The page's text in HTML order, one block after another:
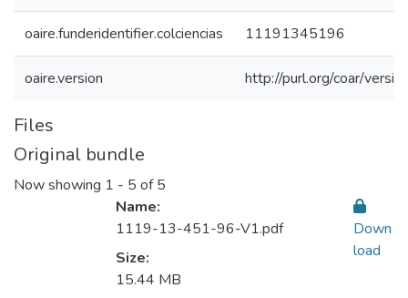
oaire.funderidentifier.colciencias 11191345196
oaire.version http://purl.org/coar/
Files
Original bundle
Now showing 1 - 5 of 5
Name:
1119-13-451-96-V1.pdf
Size:
15.44 MB
Down
load